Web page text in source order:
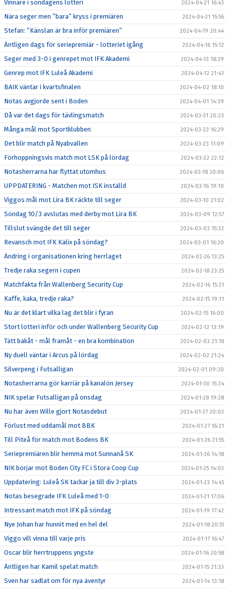
Vinnare i söndagens lotteri 2024-04-21 16:43
Nära seger men ”bara” kryss i premiären 2024-04-21 15:56
Stefan: ”Känslan är bra inför premiären” 2024-04-19 20:44
Äntligen dags för seriepremiär - lotteriet igång 2024-04-16 15:12
Seger med 3-0 i genrepet mot IFK Akademi 2024-04-13 18:29
Genrep mot IFK Luleå Akademi 2024-04-12 21:43
BAIK väntar i kvartsfinalen 2024-04-02 18:10
Notas avgjorde sent i Boden 2024-04-01 14:39
Då var det dags för tävlingsmatch 2024-03-31 20:23
Många mål mot Sportklubben 2024-03-23 16:29
Det blir match på Nyabvallen 2024-03-23 11:09
Förhoppningsvis match mot LSK på lördag 2024-03-22 22:12
Notasherrarna har flyttat utomhus 2024-03-18 20:06
UPPDATERING - Matchen mot ISK inställd 2024-03-16 19:10
Viggos mål mot Lira BK räckte till seger 2024-03-10 21:02
Söndag 10/3 avslutas med derby mot Lira BK 2024-03-09 12:57
Tillslut svängde det till seger 2024-03-03 15:32
Revansch mot IFK Kalix på söndag? 2024-03-01 16:20
Ändring i organisationen kring herrlaget 2024-02-26 13:25
Tredje raka segern i cupen 2024-02-18 23:25
Matchfakta från Wallenberg Security Cup 2024-02-16 15:31
Kaffe, kaka, tredje raka? 2024-02-15 19:11
Nu är det klart vilka lag det blir i fyran 2024-02-15 16:00
Stort lotteri inför och under Wallenberg Security Cup 2024-02-12 13:19
Tätt bakåt - mål framåt - en bra kombination 2024-02-03 21:18
Ny duell väntar i Arcus på lördag 2024-02-02 21:24
Silverpeng i Futsalligan 2024-02-01 09:30
Notasherrarna gör karriär på kanalön Jersey 2024-01-30 15:24
NIK spelar Futsalligan på onsdag 2024-01-28 19:28
Nu har även Wille gjort Notasdebut 2024-01-27 20:03
Förlust med uddamål mot BBK 2024-01-27 16:21
Till Piteå för match mot Bodens BK 2024-01-26 21:55
Seriepremiären blir hemma mot Sunnanå SK 2024-01-26 14:18
NIK börjar mot Boden City FC i Stora Coop Cup 2024-01-25 14:03
Uppdatering: Luleå SK tackar ja till div 3-plats 2024-01-23 14:45
Notas besegrade IFK Luleå med 1-0 2024-01-21 17:06
Intressant match mot IFK på söndag 2024-01-19 17:42
Nye Johan har hunnit med en hel del 2024-01-18 20:51
Viggo vill vinna till varje pris 2024-01-17 16:47
Oscar blir herrtruppens yngste 2024-01-16 20:58
Äntligen har Kamil spelat match 2024-01-15 21:33
Sven har sadlat om för nya äventyr 2024-01-14 13:18